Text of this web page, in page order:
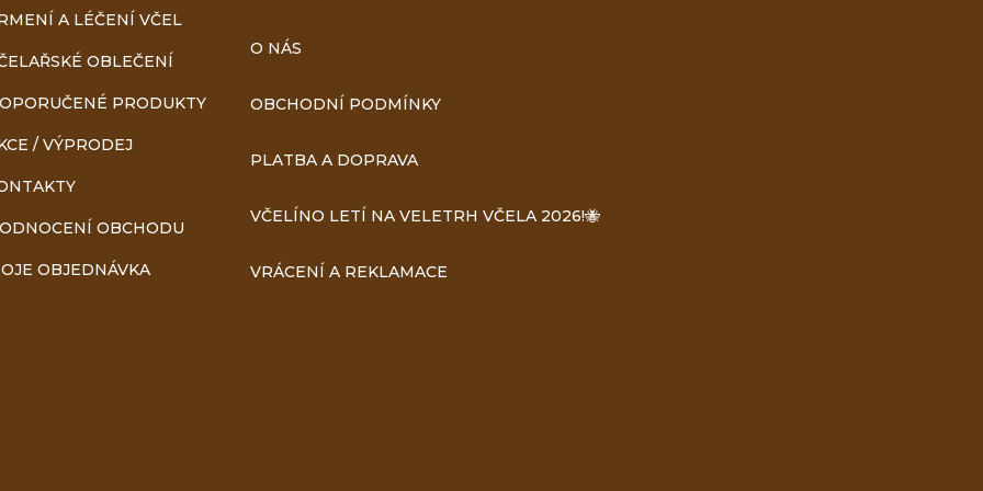
A LÉČENÍ VČEL
OBLEČENÍ
PRODUKTY
/ VÝPRODEJ
OBCHODU
OBJEDNÁVKA
O NÁS
OBCHODNÍ PODMÍNKY
PLATBA A DOPRAVA
VČELÍNO LETÍ NA VELETRH VČELA 2026!🐝
VRÁCENÍ A REKLAMACE